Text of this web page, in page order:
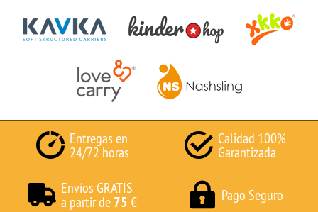
Entregas en
24/72 horas
Calidad 100%
Garantizada
Envíos GRATIS
a partir de 75 € Pago Seguro